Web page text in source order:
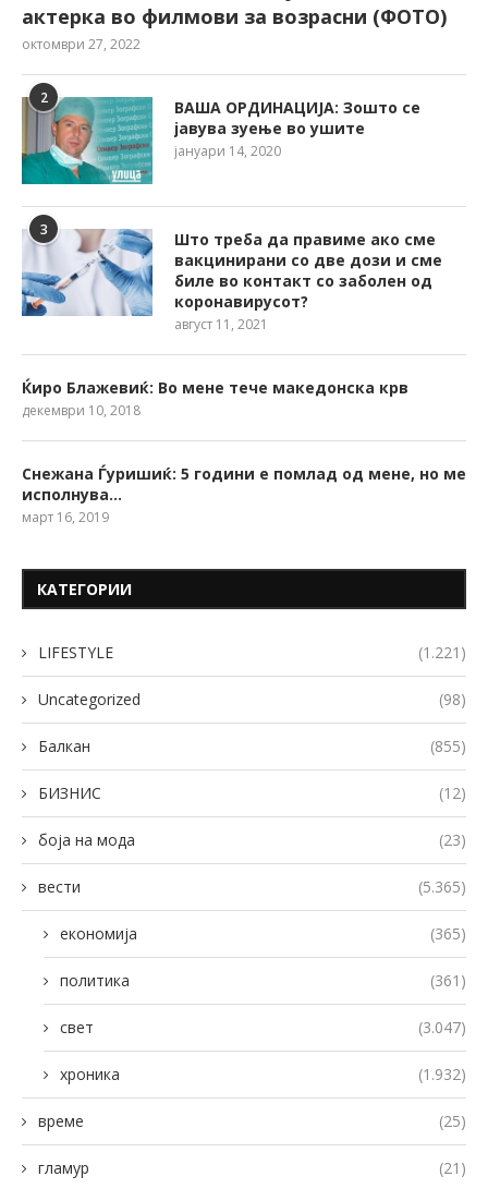
актерка во филмови за возрасни (ФОТО)
октомври 27, 2022
2
ВАША ОРДИНАЦИЈА: Зошто се
јавува зуење во ушите
јануари 14, 2020
3
Што треба да правиме ако сме
вакцинирани со две дози и сме
биле во контакт со заболен од
коронавирусот?
август 11, 2021
Ќиро Блажевиќ: Во мене тече македонска крв
декември 10, 2018
Снежана Ѓуришиќ: 5 години е помлад од мене, но ме
исполнува…
март 16, 2019
КАТЕГОРИИ
LIFESTYLE (1.221)
Uncategorized (98)
Балкан (855)
БИЗНИС (12)
боја на мода (23)
вести (5.365)
економија (365)
политика (361)
свет (3.047)
хроника (1.932)
време (25)
гламур (21)